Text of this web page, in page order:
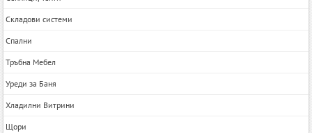
Складови системи
Спални
Тръбна Мебел
Уреди за Баня
Хладилни Витрини
Щори